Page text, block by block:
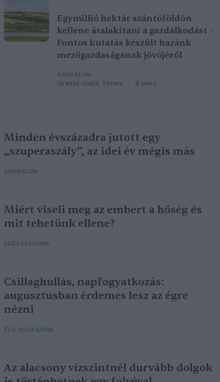
Egymillió hektár szántóföldön
kellene átalakítani a gazdálkodást –
Fontos kutatás készült hazánk
mezőgazdaságának jövőjéről
AGRÁRIUM
Granát-Galló Tímea 6 perc
Minden évszázadra jutott egy
„szuperaszály”, az idei év mégis más
AGRÁRIUM
Miért viseli meg az embert a hőség és
mit tehetünk ellene?
EGÉSZSÉGÜNK
Csillaghullás, napfogyatkozás:
augusztusban érdemes lesz az égre
nézni
ÉLŐ BOLYGÓNK
Az alacsony vízszintnél durvább dolgok